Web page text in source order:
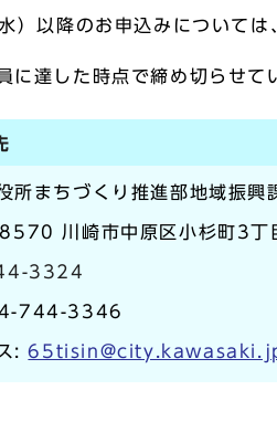
以降のお申込みについては
に達した時点で締め切らせて
所まちづくり推進部地域振興
川崎市中原区小杉町3丁
3324
744-3346
: